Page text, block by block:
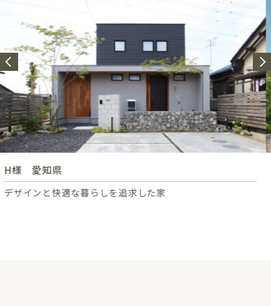
モデルハウス 春日井市妙慶町
1年中春のような陽だまりに